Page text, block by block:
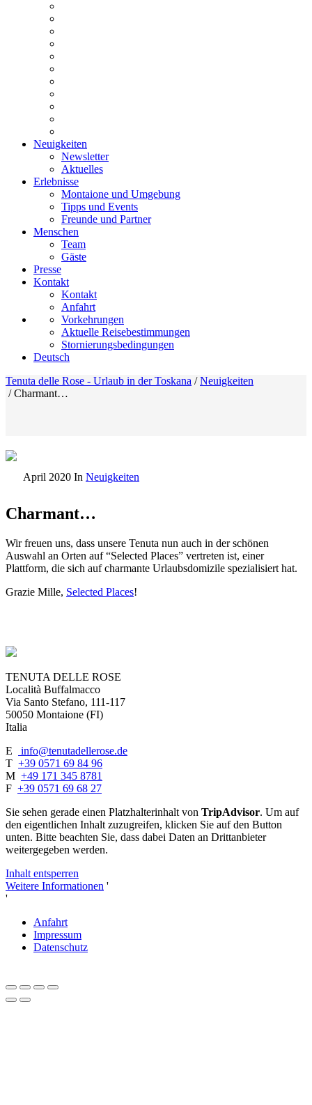
Neuigkeiten
Newsletter
Aktuelles
Erlebnisse
Montaione und Umgebung
Tipps und Events
Freunde und Partner
Menschen
Team
Gäste
Presse
Kontakt
Kontakt
Anfahrt
Vorkehrungen
Aktuelle Reisebestimmungen
Stornierungsbedingungen
Deutsch
Tenuta delle Rose - Urlaub in der Toskana /Neuigkeiten
/Charmant…
April 2020 In Neuigkeiten
Charmant…
Wir freuen uns, dass unsere Tenuta nun auch in der schönen
Auswahl an Orten auf “Selected Places” vertreten ist, einer
Plattform, die sich auf charmante Urlaubsdomizile spezialisiert hat.
Grazie Mille, Selected Places!
TENUTA DELLE ROSE
Località Buffalmacco
Via Santo Stefano, 111-117
50050 Montaione (FI)
Italia
E
info@tenutadellerose.de
T +39 0571 69 84 96
M +49 171 345 8781
F +39 0571 69 68 27
Sie sehen gerade einen Platzhalterinhalt von TripAdvisor. Um auf
den eigentlichen Inhalt zuzugreifen, klicken Sie auf den Button
unten. Bitte beachten Sie, dass dabei Daten an Drittanbieter
weitergegeben werden.
Inhalt entsperren
Weitere Informationen '
'
Anfahrt
Impressum
Datenschutz